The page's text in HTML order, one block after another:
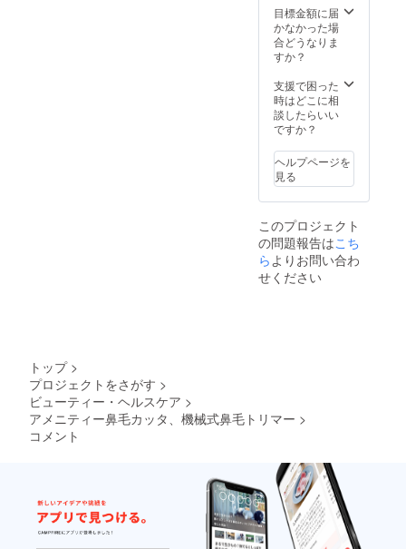
目標金額に届
かなかった場
合どうなりま
すか？
支援で困った
時はどこに相
談したらいい
ですか？
ヘルプページを
見る
このプロジェクト
の問題報告はこち
らよりお問い合わ
せください
トップ >
プロジェクトをさがす >
ビューティー・ヘルスケア >
アメニティー鼻毛カッタ、機械式鼻毛トリマー >
コメント